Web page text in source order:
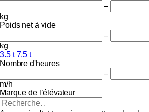
–
kg
Poids net à vide
–
kg
3.5 t 7.5 t
Nombre d'heures
–
m/h
Marque de l’élévateur